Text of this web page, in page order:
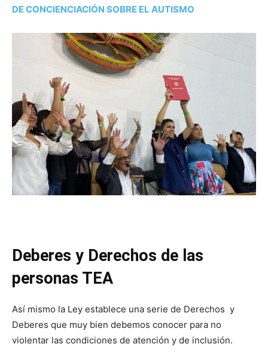
DE CONCIENCIACIÓN SOBRE EL AUTISMO
Deberes y Derechos de las
personas TEA
Así mismo la Ley establece una serie de Derechos y
Deberes que muy bien debemos conocer para no
violentar las condiciones de atención y de inclusión.